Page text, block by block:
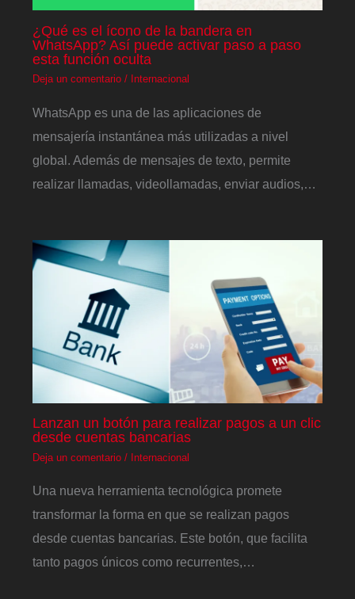
¿Qué es el ícono de la bandera en
WhatsApp? Así puede activar paso a paso
esta función oculta
Deja un comentario / Internacional
WhatsApp es una de las aplicaciones de
mensajería instantánea más utilizadas a nivel
global. Además de mensajes de texto, permite
realizar llamadas, videollamadas, enviar audios,…
Lanzan un botón para realizar pagos a un clic
desde cuentas bancarias
Deja un comentario / Internacional
Una nueva herramienta tecnológica promete
transformar la forma en que se realizan pagos
desde cuentas bancarias. Este botón, que facilita
tanto pagos únicos como recurrentes,…